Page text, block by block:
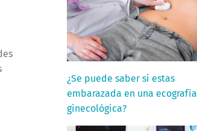
¿Se puede saber si estas
embarazada en una ecografía
ginecológica?